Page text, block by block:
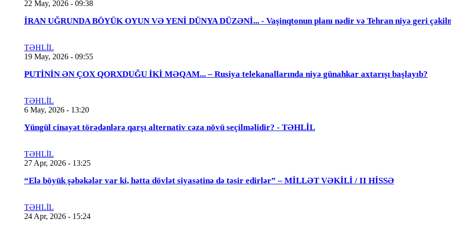
22 May, 2026 - 09:38
İRAN UĞRUNDA BÖYÜK OYUN VƏ YENİ DÜNYA DÜZƏNİ... - Vaşinqtonun planı nədir və Tehran niyə geri
TƏHLİL
19 May, 2026 - 09:55
PUTİNİN ƏN ÇOX QORXDUĞU İKİ MƏQAM... – Rusiya telekanallarında niyə günahkar axtarışı başlayıb?
TƏHLİL
6 May, 2026 - 13:20
Yüngül cinayət törədənlərə qarşı alternativ cəza növü seçilməlidir? - TƏHLİL
TƏHLİL
27 Apr, 2026 - 13:25
“Elə böyük şəbəkələr var ki, hətta dövlət siyasətinə də təsir edirlər” – MİLLƏT VƏKİLİ / II HİSSƏ
TƏHLİL
24 Apr, 2026 - 15:24